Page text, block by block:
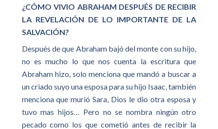
¿CÓMO VIVIO ABRAHAM DESPUÉS DE RECIBIR
LA REVELACIÓN DE LO IMPORTANTE DE LA
SALVACIÓN?
Después de que Abraham bajó del monte con su hijo,
no es mucho lo que nos cuenta la escritura que
Abraham hizo, solo menciona que mandó a buscar a
un criado suyo una esposa para su hijo Isaac, también
menciona que murió Sara, Dios le dio otra esposa y
tuvo mas hijos… Pero no se nombra ningún otro
pecado como los que cometió antes de recibir la